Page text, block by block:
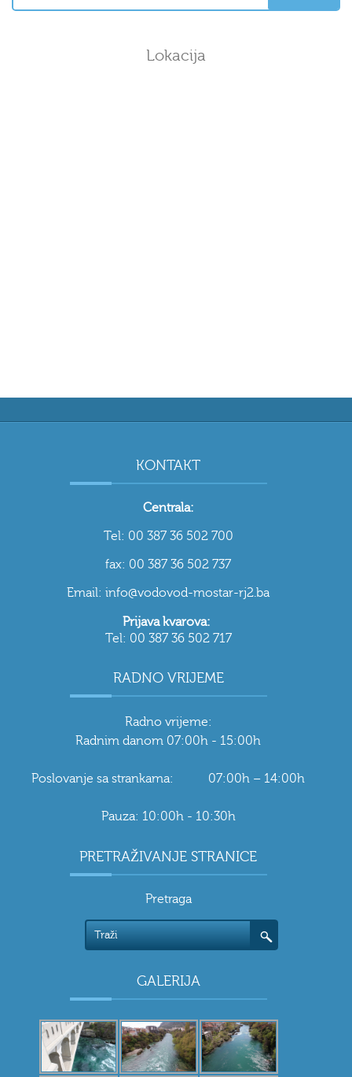
Lokacija
KONTAKT
Centrala:
Tel: 00 387 36 502 700
fax: 00 387 36 502 737
Email: info@vodovod-mostar-rj2.ba
Prijava kvarova:
Tel: 00 387 36 502 717
RADNO VRIJEME
Radno vrijeme:
Radnim danom 07:00h - 15:00h
Poslovanje sa strankama: 07:00h – 14:00h
Pauza: 10:00h - 10:30h
PRETRAŽIVANJE STRANICE
Pretraga
GALERIJA